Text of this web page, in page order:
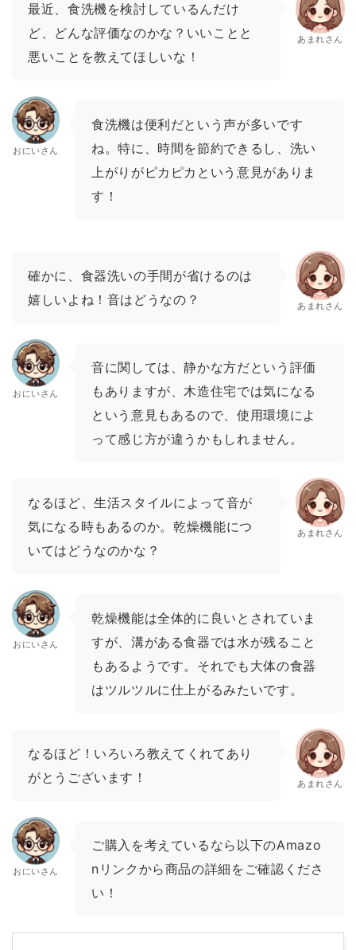
最近、食洗機を検討しているんだけ
ど、どんな評価なのかな？いいことと
悪いことを教えてほしいな！
あまれさん
おにいさん
食洗機は便利だという声が多いです
ね。特に、時間を節約できるし、洗い
上がりがピカピカという意見がありま
す！
確かに、食器洗いの手間が省けるのは
嬉しいよね！音はどうなの？
あまれさん
おにいさん
音に関しては、静かな方だという評価
もありますが、木造住宅では気になる
という意見もあるので、使用環境によ
って感じ方が違うかもしれません。
なるほど、生活スタイルによって音が
気になる時もあるのか。乾燥機能につ
いてはどうなのかな？
あまれさん
おにいさん
乾燥機能は全体的に良いとされていま
すが、溝がある食器では水が残ること
もあるようです。それでも大体の食器
はツルツルに仕上がるみたいです。
なるほど！いろいろ教えてくれてあり
がとうございます！
あまれさん
おにいさん
ご購入を考えているなら以下のAmazo
nリンクから商品の詳細をご確認くださ
い！